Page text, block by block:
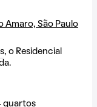
Amaro, São Paulo
, o Residencial
quartos